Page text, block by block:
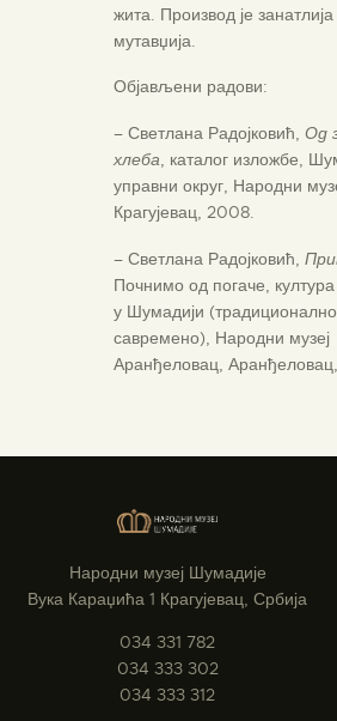
жита. Производ је
мутавџија.
Објављени радови:
– Светлана Радојковић, Од
хлеба, каталог изложбе,
управни округ, Народни
Крагујевац, 2008.
– Светлана Радојковић,
Почнимо од погаче,
у Шумадији
савремено), Народни музеј
Аранђеловац,
Народни музеј Шумадије
Вука Караџића 1 Крагујевац, Србија
034 331 782
034 333 302
034 333 312